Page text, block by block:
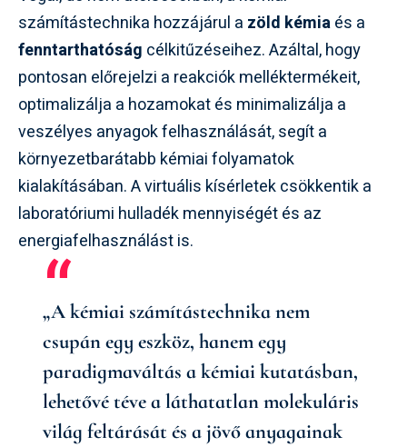
számítástechnika hozzájárul a zöld kémiaés a
fenntarthatóság célkitűzéseihez. Azáltal, hogy
pontosan előrejelzi a reakciók melléktermékeit,
optimalizálja a hozamokat és minimalizálja a
veszélyes anyagok felhasználását, segít a
környezetbarátabb kémiai folyamatok
kialakításában. A virtuális kísérletek csökkentik a
laboratóriumi hulladék mennyiségét és az
energiafelhasználást is.
„A kémiai számítástechnika nem
csupán egy eszköz, hanem egy
paradigmaváltás a kémiai kutatásban,
lehetővé téve a láthatatlan molekuláris
világ feltárását és a jövő anyagainak